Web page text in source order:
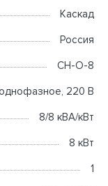
Каскад
Россия
СН-О-8
однофазное, 220 В
8/8 кВА/кВт
8 кВт
1